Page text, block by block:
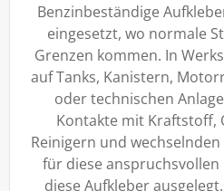
Benzinbeständige
eingesetzt, wo normale
Grenzen kommen. In
auf Tanks, Kanistern,
oder technischen
Kontakte mit Kraftstoff,
Reinigern und
für diese
diese Aufkleber